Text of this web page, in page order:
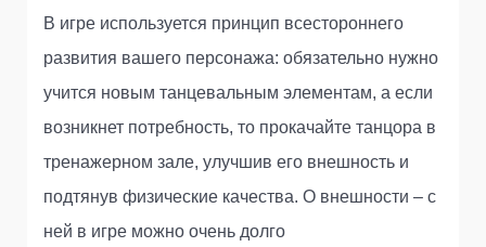
В игре используется принцип всестороннего
развития вашего персонажа: обязательно нужно
учится новым танцевальным элементам, а если
возникнет потребность, то прокачайте танцора в
тренажерном зале, улучшив его внешность и
подтянув физические качества. О внешности – с
ней в игре можно очень долго